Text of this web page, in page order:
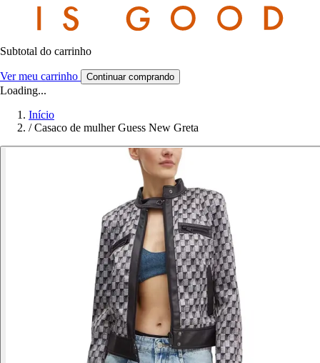
Subtotal do carrinho
Ver meu carrinho Continuar comprando
Loading...
Início
/ Casaco de mulher Guess New Greta